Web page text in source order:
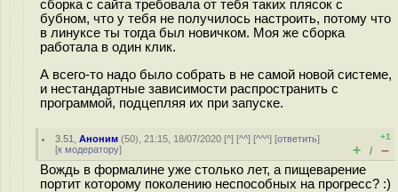
сборка с сайта требовала от тебя таких плясок с
бубном, что у тебя не получилось настроить, потому что
в линуксе ты тогда был новичком. Моя же сборка
работала в один клик.
А всего-то надо было собрать в не самой новой системе,
и нестандартные зависимости распространить с
программой, подцепляя их при запуске.
3.51 ,Аноним (50), 21:15, 18/07/2020 [^] [^^] [^^^] [ответить]
[к модератору]
+1
+ / –
Вождь в формалине уже столько лет, а пищеварение
портит которому поколению неспособных на прогресс? :)